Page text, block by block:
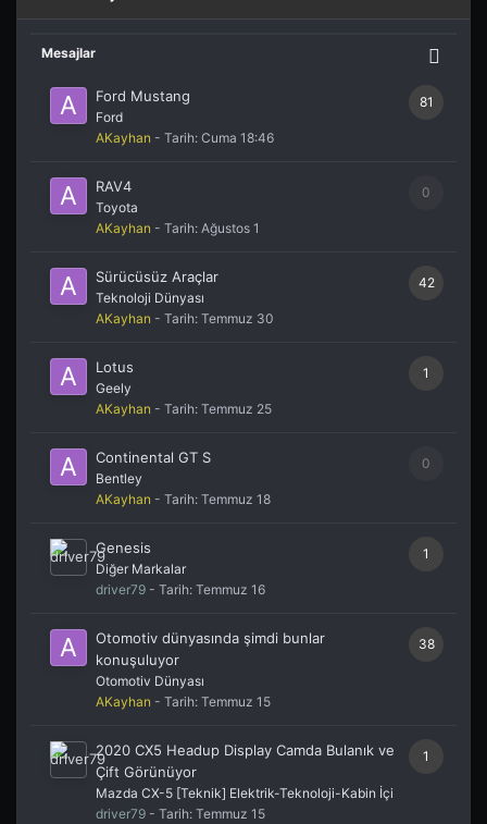
Mesajlar
81
Ford Mustang
Ford
AKayhan - Tarih: Cuma 18:46
0
RAV4
Toyota
AKayhan - Tarih: Ağustos 1
42
Sürücüsüz Araçlar
Teknoloji Dünyası
AKayhan - Tarih: Temmuz 30
1
Lotus
Geely
AKayhan - Tarih: Temmuz 25
0
Continental GT S
Bentley
AKayhan - Tarih: Temmuz 18
1
Genesis
Diğer Markalar
driver79 - Tarih: Temmuz 16
38
Otomotiv dünyasında şimdi bunlar
konuşuluyor
Otomotiv Dünyası
AKayhan - Tarih: Temmuz 15
1
2020 CX5 Headup Display Camda Bulanık ve
Çift Görünüyor
Mazda CX-5 [Teknik] Elektrik-Teknoloji-Kabin İçi
driver79 - Tarih: Temmuz 15